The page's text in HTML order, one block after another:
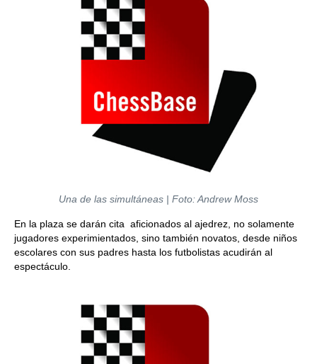
Una de las simultáneas | Foto: Andrew Moss
En la plaza se darán cita aficionados al ajedrez, no solamente
jugadores experimientados, sino también novatos, desde niños
escolares con sus padres hasta los futbolistas acudirán al
espectáculo.